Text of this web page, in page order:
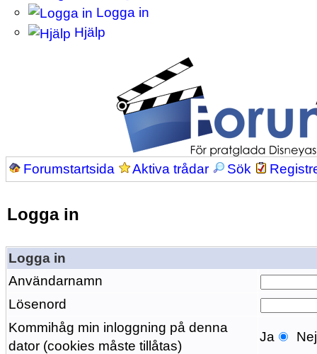
Logga in
Hjälp
Forumstartsida Aktiva trådar Sök
Logga in
Logga in
Användarnamn
Lösenord
Kommihåg min inloggning på denna
dator (cookies måste tillåtas)
Ja Nej